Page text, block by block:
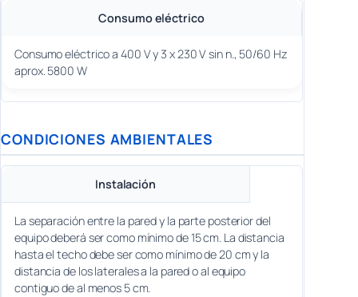
Consumo eléctrico
Consumo eléctrico a 400 V y 3 x 230 V sin n., 50/60 Hz
aprox. 5800 W
CONDICIONES AMBIENTALES
Instalación
La separación entre la pared y la parte posterior del
equipo deberá ser como mínimo de 15 cm. La distancia
hasta el techo debe ser como mínimo de 20 cm y la
distancia de los laterales a la pared o al equipo
contiguo de al menos 5 cm.